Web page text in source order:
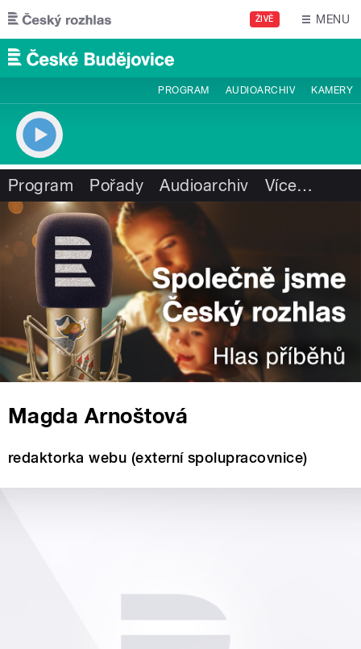
Přejít k hlavnímu obsahu
ŽIVĚ MENU
PROGRAM AUDIOARCHIV KAMERY
Program Pořady Audioarchiv Více…
Magda Arnoštová
redaktorka webu (externí spolupracovnice)